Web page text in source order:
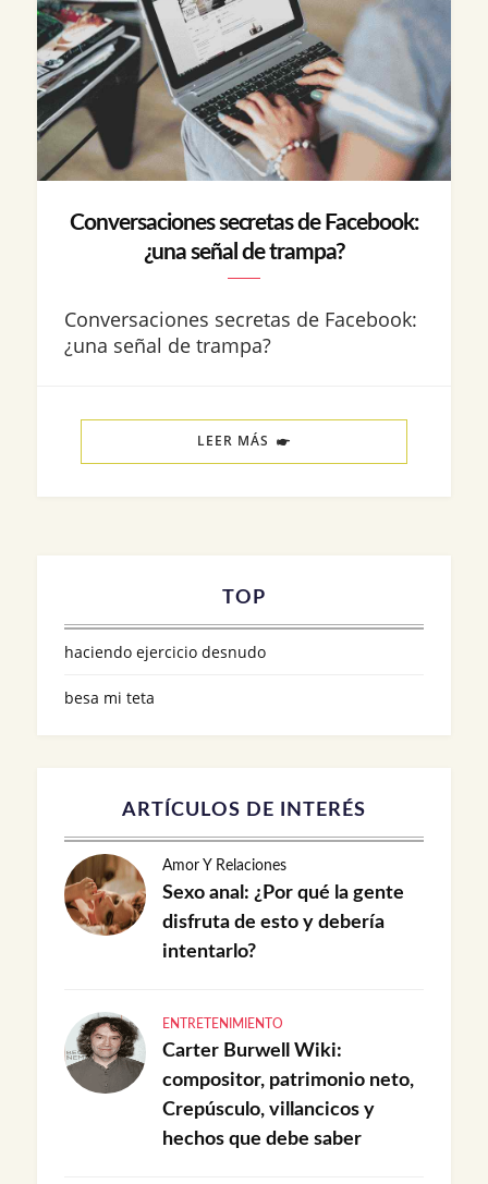
Conversaciones secretas de Facebook:
¿una señal de trampa?
Conversaciones secretas de Facebook:
¿una señal de trampa?
LEER MÁS
TOP
haciendo ejercicio desnudo
besa mi teta
ARTÍCULOS DE INTERÉS
Amor Y Relaciones
Sexo anal: ¿Por qué la gente
disfruta de esto y debería
intentarlo?
ENTRETENIMIENTO
Carter Burwell Wiki:
compositor, patrimonio neto,
Crepúsculo, villancicos y
hechos que debe saber